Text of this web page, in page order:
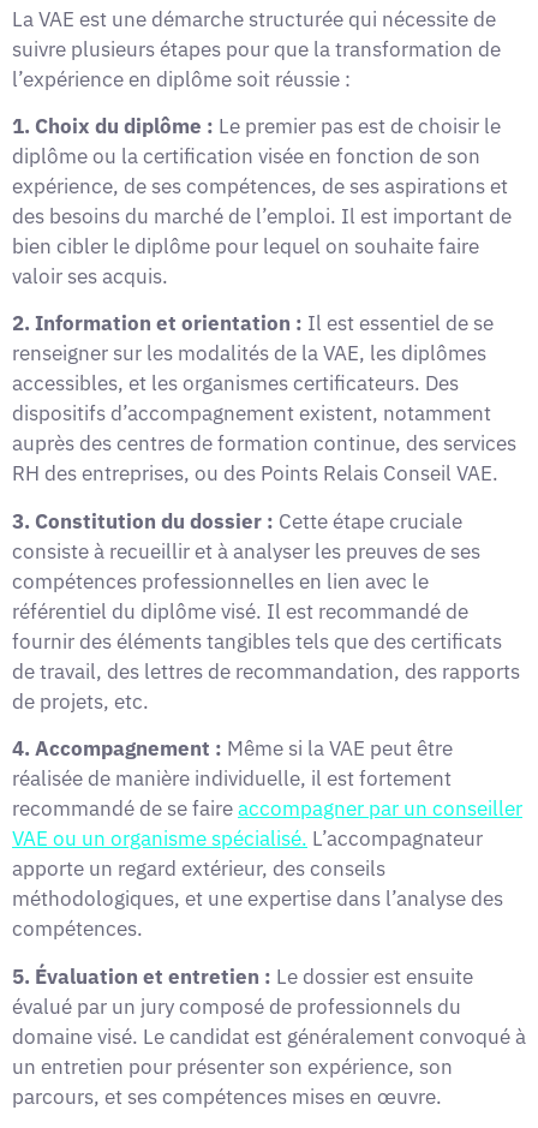
La VAE est une démarche structurée qui nécessite de
suivre plusieurs étapes pour que la transformation de
l’expérience en diplôme soit réussie :
1. Choix du diplôme : Le premier pas est de choisir le
diplôme ou la certification visée en fonction de son
expérience, de ses compétences, de ses aspirations et
des besoins du marché de l’emploi. Il est important de
bien cibler le diplôme pour lequel on souhaite faire
valoir ses acquis.
2. Information et orientation : Il est essentiel de se
renseigner sur les modalités de la VAE, les diplômes
accessibles, et les organismes certificateurs. Des
dispositifs d’accompagnement existent, notamment
auprès des centres de formation continue, des services
RH des entreprises, ou des Points Relais Conseil VAE.
3. Constitution du dossier : Cette étape cruciale
consiste à recueillir et à analyser les preuves de ses
compétences professionnelles en lien avec le
référentiel du diplôme visé. Il est recommandé de
fournir des éléments tangibles tels que des certificats
de travail, des lettres de recommandation, des rapports
de projets, etc.
4. Accompagnement : Même si la VAE peut être
réalisée de manière individuelle, il est fortement
recommandé de se faireaccompagner par un conseiller
VAE ou un organisme spécialisé. L’accompagnateur
apporte un regard extérieur, des conseils
méthodologiques, et une expertise dans l’analyse des
compétences.
5. Évaluation et entretien : Le dossier est ensuite
évalué par un jury composé de professionnels du
domaine visé. Le candidat est généralement convoqué à
un entretien pour présenter son expérience, son
parcours, et ses compétences mises en œuvre.